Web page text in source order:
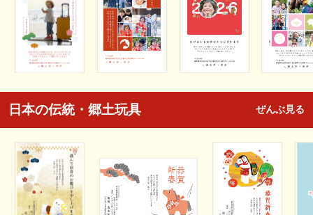
日本の伝統・郷土玩具 ぜんぶ見る